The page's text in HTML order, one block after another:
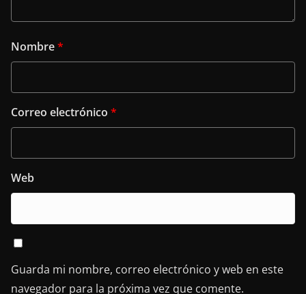
Nombre*
Correo electrónico *
Web
Guarda mi nombre, correo electrónico y web en este
navegador para la próxima vez que comente.